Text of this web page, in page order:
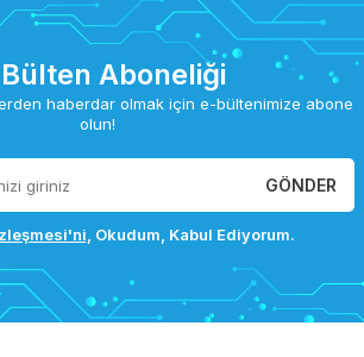
Aboneliği
haberdar olmak için e-bültenimize abone
olun!
GÖNDER
, Okudum, Kabul Ediyorum.